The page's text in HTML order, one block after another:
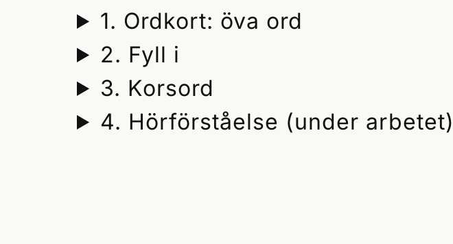
1. Ordkort: öva ord
2. Fyll i
3. Korsord
4. Hörförståelse (under arbetet)